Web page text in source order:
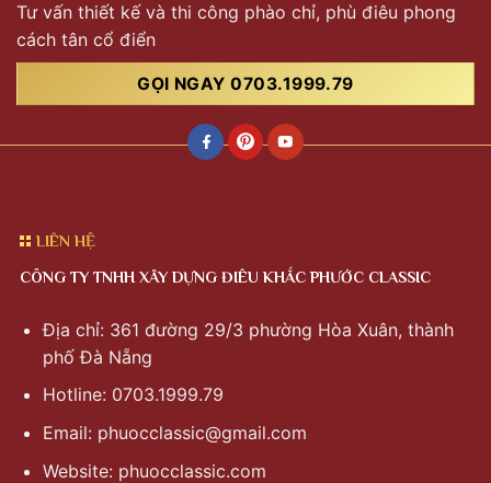
Tư vấn thiết kế và thi công phào chỉ, phù điêu phong
cách tân cổ điển
GỌI NGAY 0703.1999.79
LIÊN HỆ
CÔNG TY TNHH XÂY DỰNG ĐIÊU KHẮC PHƯỚC CLASSIC
Địa chỉ: 361 đường 29/3 phường Hòa Xuân, thành
phố Đà Nẵng
Hotline: 0703.1999.79
Email: phuocclassic@gmail.com
Website: phuocclassic.com